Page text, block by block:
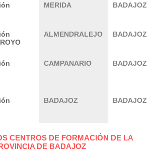
MERIDA BADAJOZ
ALMENDRALEJO BADAJOZ
CAMPANARIO BADAJOZ
BADAJOZ BADAJOZ
CENTROS DE FORMACIÓN DE LA
DE BADAJOZ